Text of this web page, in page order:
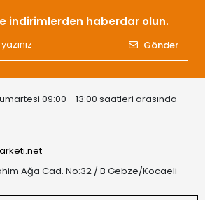
indirimlerden haberdar olun.
Gönder
09:00 - 13:00 saatleri arasında
Ağa Cad. No:32 / B Gebze/Kocaeli